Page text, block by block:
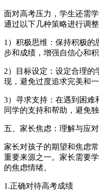
面对高考压力，学生还需
通过以下几种策略进行调整
1）积极思维：保持积极
步和成绩，增强自信心和积
2）目标设定：设定合理
现，避免过度追求完美和一
3）寻求支持：在遇到困难
同学的支持和帮助，避免独
五、家长焦虑：理解与应对
家长对孩子的期望和焦虑
重要来源之一。家长需要
的焦虑情绪。
1.正确对待高考成绩